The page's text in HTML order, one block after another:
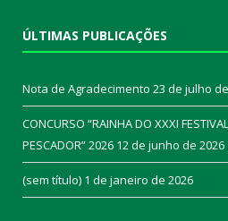
ÚLTIMAS PUBLICAÇÕES
Nota de Agradecimento 23 de julho
CONCURSO “RAINHA DO XXXI
PESCADOR” 2026 12 de junho de 2026
(sem título) 1 de janeiro de 2026